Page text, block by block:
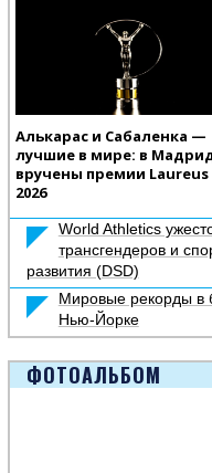
Алькарас и Сабаленка —
лучшие в мире: в
вручены премии Laureus
2026
World Athletics
трансгендеров и
развития (DSD)
Мировые рекорды в
Нью-Йорке
ФОТОАЛЬБОМ